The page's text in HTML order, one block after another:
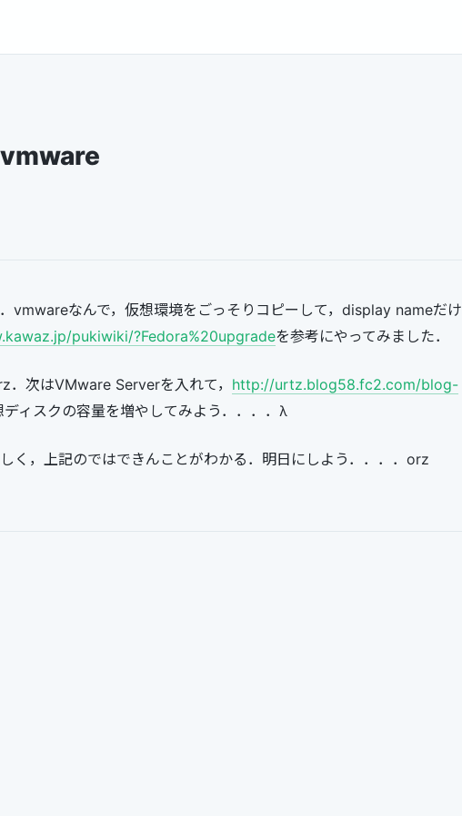
vmwareなんで，仮想環境をごっそりコピーして，display nameだけ
pukiwiki/?Fedora%20upgradeを参考にやってみました．
次はVMware Serverを入れて， http://urtz.blog58.fc2.com/blog-
ィスクの容量を増やしてみよう．．．．λ
く，上記のではできんことがわかる．明日にしよう．．．．orz